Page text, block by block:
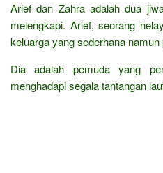
Arief dan Zahra adalah dua
melengkapi. Arief, seorang
keluarga yang sederhana namun
Dia adalah pemuda yang
menghadapi segala tantangan